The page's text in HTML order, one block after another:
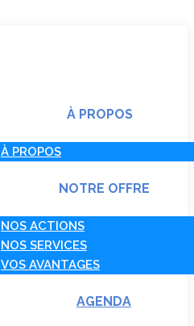
À PROPOS
À PROPOS
NOTRE OFFRE
NOS ACTIONS
NOS SERVICES
VOS AVANTAGES
AGENDA